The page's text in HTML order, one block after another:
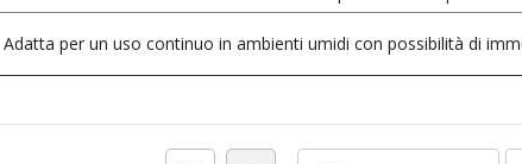
Adatta per un uso continuo in ambienti umidi con possibilità di